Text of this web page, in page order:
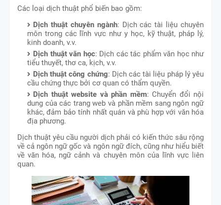
Các loại dịch thuật phổ biến bao gồm:
Dịch thuật chuyên ngành: Dịch các tài liệu chuyên
môn trong các lĩnh vực như y học, kỹ thuật, pháp lý,
kinh doanh, v.v.
Dịch thuật văn học: Dịch các tác phẩm văn học như
tiểu thuyết, thơ ca, kịch, v.v.
Dịch thuật công chứng: Dịch các tài liệu pháp lý yêu
cầu chứng thực bởi cơ quan có thẩm quyền.
Dịch thuật website và phần mềm: Chuyển đổi nội
dung của các trang web và phần mềm sang ngôn ngữ
khác, đảm bảo tính nhất quán và phù hợp với văn hóa
địa phương.
Dịch thuật yêu cầu người dịch phải có kiến thức sâu rộng
về cả ngôn ngữ gốc và ngôn ngữ đích, cũng như hiểu biết
về văn hóa, ngữ cảnh và chuyên môn của lĩnh vực liên
quan.